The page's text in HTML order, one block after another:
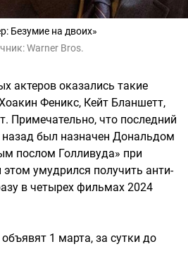
Безумие на двоих»
Warner Bros.
актеров оказались такие
Феникс, Кейт Бланшетт,
Примечательно, что последний
назад был назначен Дональдом
послом Голливуда» при
этом умудрился получить анти-
в четырех фильмах 2024
1 марта, за сутки до